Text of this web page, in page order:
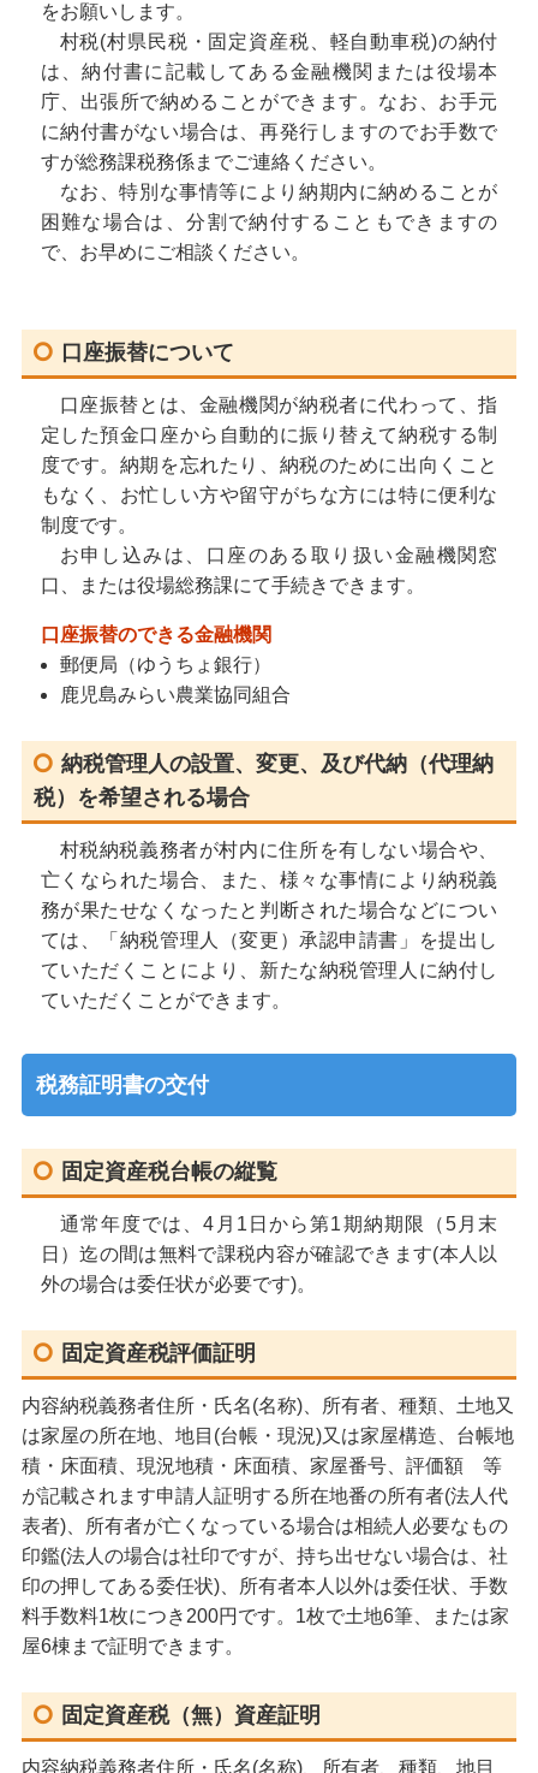
をお願いします。
村税(村県民税・固定資産税、軽自動車税)の納付
は、納付書に記載してある金融機関または役場本
庁、出張所で納めることができます。なお、お手元
に納付書がない場合は、再発行しますのでお手数で
すが総務課税務係までご連絡ください。
なお、特別な事情等により納期内に納めることが
困難な場合は、分割で納付することもできますの
で、お早めにご相談ください。
口座振替について
口座振替とは、金融機関が納税者に代わって、指
定した預金口座から自動的に振り替えて納税する制
度です。納期を忘れたり、納税のために出向くこと
もなく、お忙しい方や留守がちな方には特に便利な
制度です。
お申し込みは、口座のある取り扱い金融機関窓
口、または役場総務課にて手続きできます。
口座振替のできる金融機関
郵便局（ゆうちょ銀行）
鹿児島みらい農業協同組合
納税管理人の設置、変更、及び代納（代理納
税）を希望される場合
村税納税義務者が村内に住所を有しない場合や、
亡くなられた場合、また、様々な事情により納税義
務が果たせなくなったと判断された場合などについ
ては、「納税管理人（変更）承認申請書」を提出し
ていただくことにより、新たな納税管理人に納付し
ていただくことができます。
税務証明書の交付
固定資産税台帳の縦覧
通常年度では、4月1日から第1期納期限（5月末
日）迄の間は無料で課税内容が確認できます(本人以
外の場合は委任状が必要です)。
固定資産税評価証明
内容納税義務者住所・氏名(名称)、所有者、種類、土地又
は家屋の所在地、地目(台帳・現況)又は家屋構造、台帳地
積・床面積、現況地積・床面積、家屋番号、評価額 等
が記載されます申請人証明する所在地番の所有者(法人代
表者)、所有者が亡くなっている場合は相続人必要なもの
印鑑(法人の場合は社印ですが、持ち出せない場合は、社
印の押してある委任状)、所有者本人以外は委任状、手数
料手数料1枚につき200円です。1枚で土地6筆、または家
屋6棟まで証明できます。
固定資産税（無）資産証明
内容納税義務者住所・氏名(名称)、所有者、種類、地目